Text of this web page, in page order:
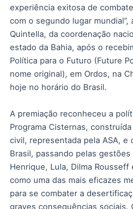
experiência exitosa de
com o segundo lugar mundial”,
Quintella, da coordenação
estado da Bahia, após o
Política para o Futuro (Future
nome original), em Ordos, na
hoje no horário do Brasil.
A premiação reconheceu a
Programa Cisternas,
civil, representada pela ASA, e
Brasil, passando pelas gestões
Henrique, Lula, Dilma Rousseff
como uma das mais eficazes
para se combater a
graves consequências sociais.